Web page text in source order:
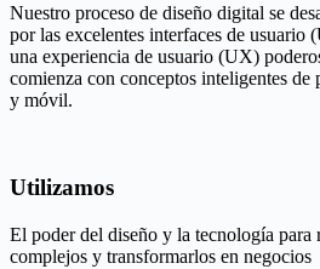
Nuestro proceso de diseño digital se
por las excelentes interfaces de usuario
una experiencia de usuario (UX)
comienza con conceptos inteligentes de
y móvil.
Utilizamos
El poder del diseño y la tecnología para
complejos y transformarlos en negocios